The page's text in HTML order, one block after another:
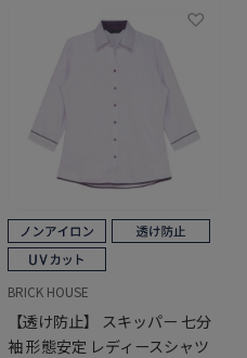
BRICK HOUSE
【透け防止】 スキッパー 七分
袖 形態安定 レディースシャツ